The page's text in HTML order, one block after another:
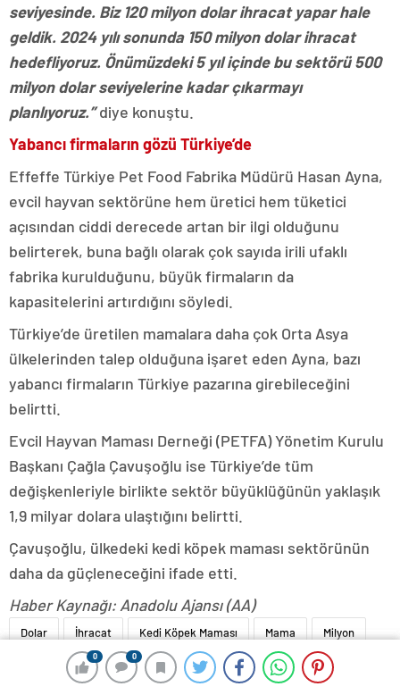
0 0
0 0
seviyesinde. Biz 120 milyon dolar ihracat yapar hale
geldik. 2024 yılı sonunda 150 milyon dolar ihracat
hedefliyoruz. Önümüzdeki 5 yıl içinde bu sektörü 500
milyon dolar seviyelerine kadar çıkarmayı
planlıyoruz.”diye konuştu.
Yabancı firmaların gözü Türkiye’de
Effeffe Türkiye Pet Food Fabrika Müdürü Hasan Ayna,
evcil hayvan sektörüne hem üretici hem tüketici
açısından ciddi derecede artan bir ilgi olduğunu
belirterek, buna bağlı olarak çok sayıda irili ufaklı
fabrika kurulduğunu, büyük firmaların da
kapasitelerini artırdığını söyledi.
Türkiye’de üretilen mamalara daha çok Orta Asya
ülkelerinden talep olduğuna işaret eden Ayna, bazı
yabancı firmaların Türkiye pazarına girebileceğini
belirtti.
Evcil Hayvan Maması Derneği (PETFA) Yönetim Kurulu
Başkanı Çağla Çavuşoğlu ise Türkiye’de tüm
değişkenleriyle birlikte sektör büyüklüğünün yaklaşık
1,9 milyar dolara ulaştığını belirtti.
Çavuşoğlu, ülkedeki kedi köpek maması sektörünün
daha da güçleneceğini ifade etti.
Haber Kaynağı: Anadolu Ajansı (AA)
Dolar İhracat Kedi Köpek Maması Mama Milyon